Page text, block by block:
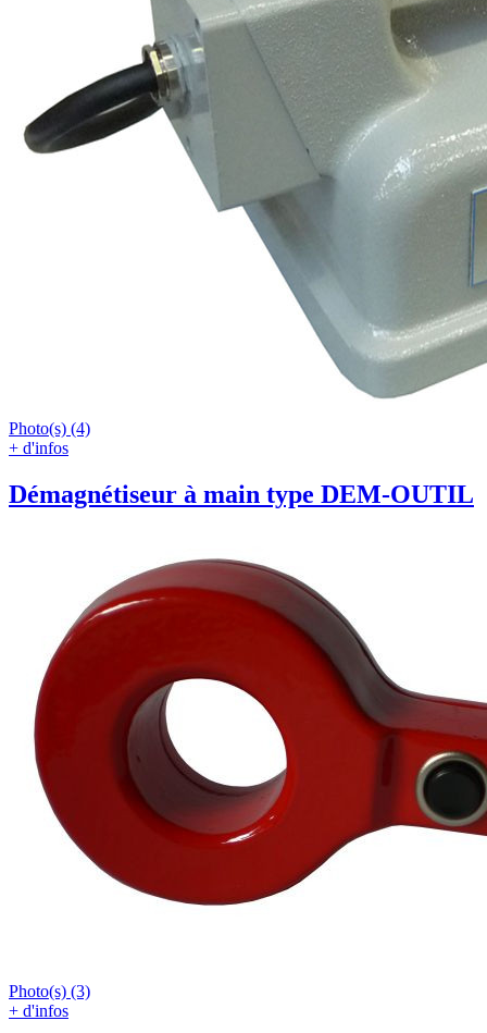
Photo(s) (4)
+ d'infos
Démagnétiseur à main type DEM-OUTIL
Photo(s) (3)
+ d'infos